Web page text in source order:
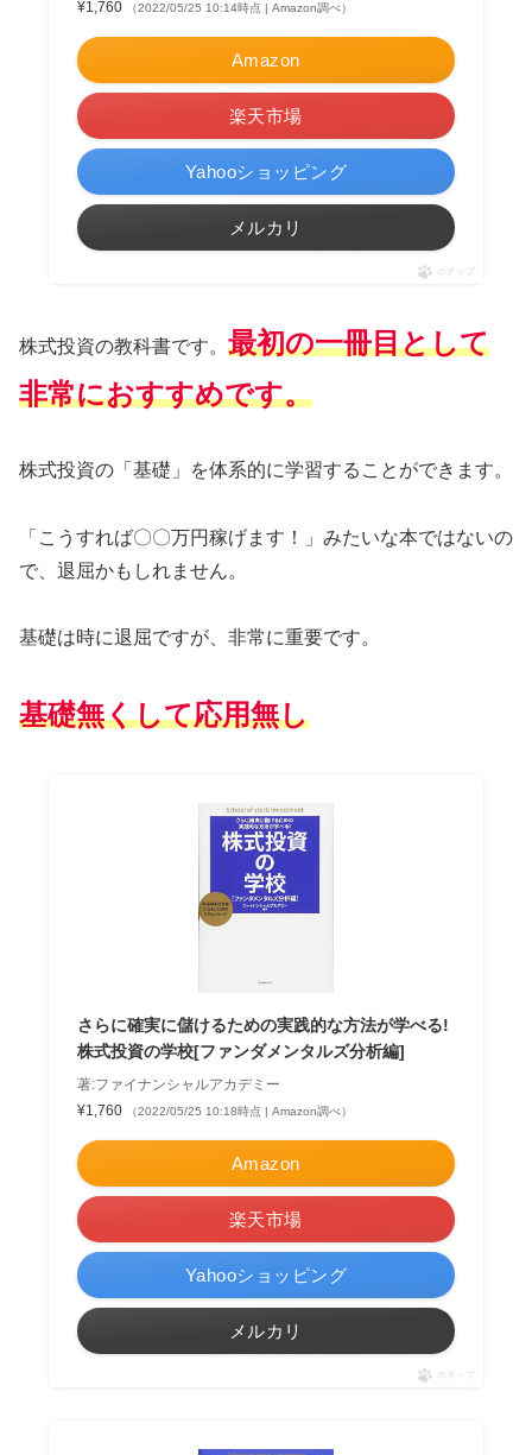
¥1,760 （2022/05/25 10:14時点 | Amazon調べ）
Amazon
楽天市場
Yahooショッピング
メルカリ
ポチップ
株式投資の教科書です。 最初の一冊目として
非常におすすめです。
株式投資の「基礎」を体系的に学習することができます。
「こうすれば〇〇万円稼げます！」みたいな本ではないの
で、退屈かもしれません。
基礎は時に退屈ですが、非常に重要です。
基礎無くして応用無し
さらに確実に儲けるための実践的な方法が学べる!
株式投資の学校[ファンダメンタルズ分析編]
著:ファイナンシャルアカデミー
¥1,760
（2022/05/25 10:18時点 | Amazon調べ）
Amazon
楽天市場
Yahooショッピング
メルカリ
ポチップ